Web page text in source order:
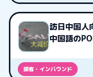
訪日中国人
中国語の
接客・インバウンド